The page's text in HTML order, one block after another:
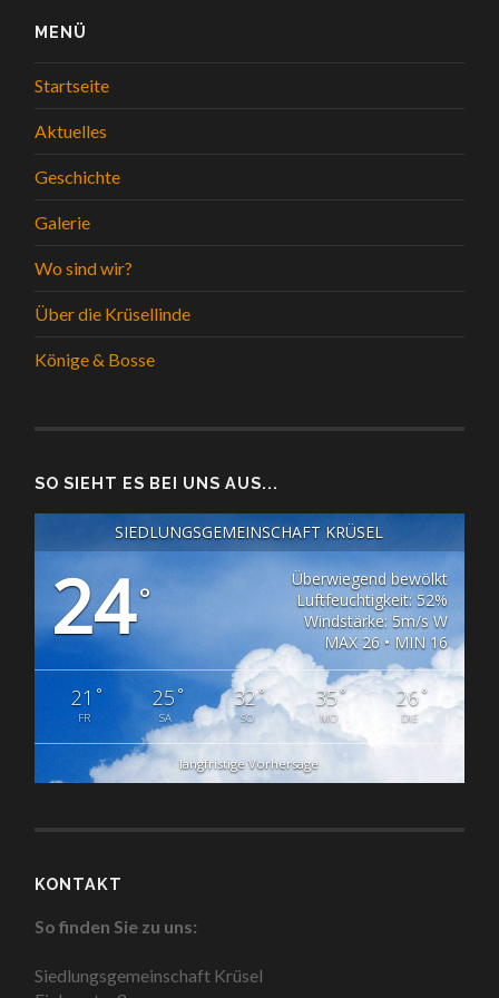
MENÜ
Startseite
Aktuelles
Geschichte
Galerie
Wo sind wir?
Über die Krüsellinde
Könige & Bosse
SO SIEHT ES BEI UNS AUS...
SIEDLUNGSGEMEINSCHAFT KRÜSEL
24°
Überwiegend bewölkt
Luftfeuchtigkeit: 52%
Windstärke: 5m/s W
MAX 26 • MIN 16
21 °
FR
25°
SA
32°
SO
35°
MO
26°
DIE
langfristige Vorhersage
KONTAKT
So finden Sie zu uns:
Siedlungsgemeinschaft Krüsel